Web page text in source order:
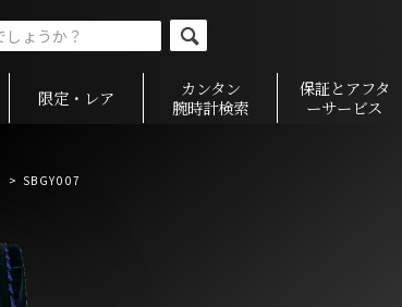
限定・レア
カンタン
腕時計検索
保証とアフタ
ーサービス
> SBGY007